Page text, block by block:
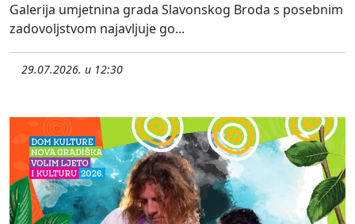
Galerija umjetnina grada Slavonskog Broda s posebnim
zadovoljstvom najavljuje go...
29.07.2026. u 12:30